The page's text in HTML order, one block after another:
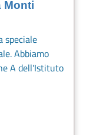
Monti
speciale
Abbiamo
A dell'Istituto